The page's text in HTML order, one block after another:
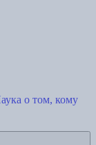
о том, кому